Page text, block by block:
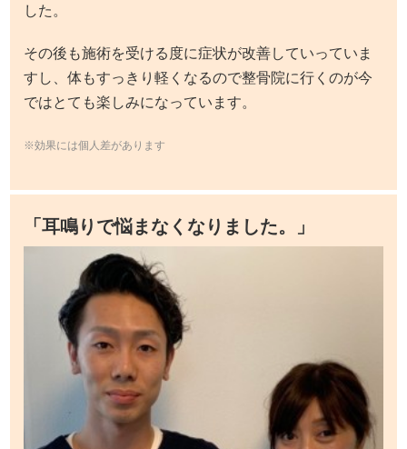
した。
その後も施術を受ける度に症状が改善していっていま
すし、体もすっきり軽くなるので整骨院に行くのが今
ではとても楽しみになっています。
※効果には個人差があります
「耳鳴りで悩まなくなりました。」